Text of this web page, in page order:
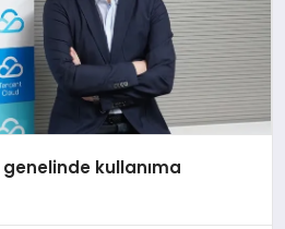
kullanıma